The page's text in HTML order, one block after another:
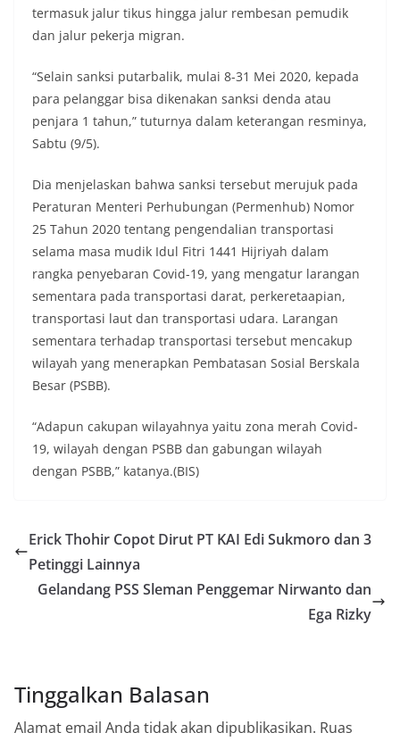
termasuk jalur tikus hingga jalur rembesan pemudik
dan jalur pekerja migran.
“Selain sanksi putarbalik, mulai 8-31 Mei 2020, kepada
para pelanggar bisa dikenakan sanksi denda atau
penjara 1 tahun,” tuturnya dalam keterangan resminya,
Sabtu (9/5).
Dia menjelaskan bahwa sanksi tersebut merujuk pada
Peraturan Menteri Perhubungan (Permenhub) Nomor
25 Tahun 2020 tentang pengendalian transportasi
selama masa mudik Idul Fitri 1441 Hijriyah dalam
rangka penyebaran Covid-19, yang mengatur larangan
sementara pada transportasi darat, perkeretaapian,
transportasi laut dan transportasi udara. Larangan
sementara terhadap transportasi tersebut mencakup
wilayah yang menerapkan Pembatasan Sosial Berskala
Besar (PSBB).
“Adapun cakupan wilayahnya yaitu zona merah Covid-
19, wilayah dengan PSBB dan gabungan wilayah
dengan PSBB,” katanya.(BIS)
Erick Thohir Copot Dirut PT KAI Edi Sukmoro dan 3
Petinggi Lainnya
Gelandang PSS Sleman Penggemar Nirwanto dan
Ega Rizky
Tinggalkan Balasan
Alamat email Anda tidak akan dipublikasikan. Ruas